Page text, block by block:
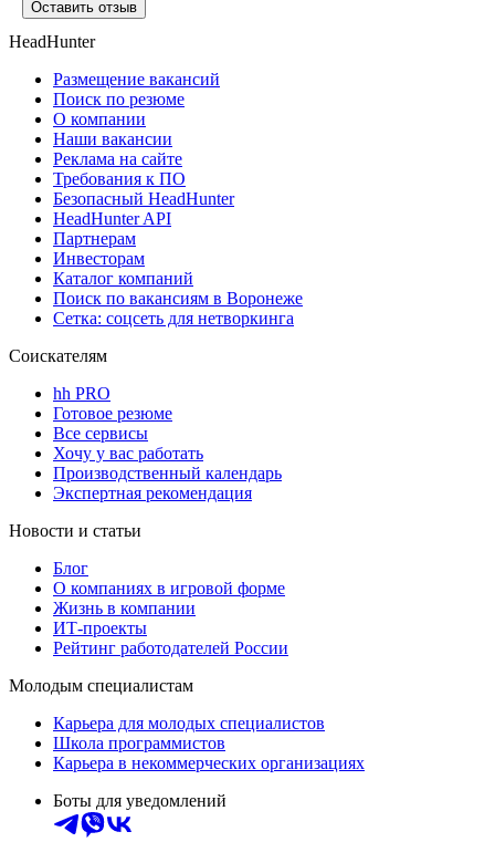
Оставить отзыв
HeadHunter
Размещение вакансий
Поиск по резюме
О компании
Наши вакансии
Реклама на сайте
Требования к ПО
Безопасный HeadHunter
HeadHunter API
Партнерам
Инвесторам
Каталог компаний
Поиск по вакансиям в Воронеже
Сетка: соцсеть для нетворкинга
Соискателям
hh PRO
Готовое резюме
Все сервисы
Хочу у вас работать
Производственный календарь
Экспертная рекомендация
Новости и статьи
Блог
О компаниях в игровой форме
Жизнь в компании
ИТ-проекты
Рейтинг работодателей России
Молодым специалистам
Карьера для молодых специалистов
Школа программистов
Карьера в некоммерческих организациях
Боты для уведомлений